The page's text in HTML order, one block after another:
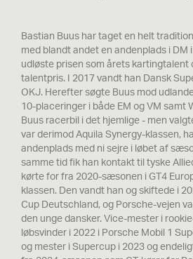
Bastian Buus har taget en helt
med blandt andet en andenplads i DM
udløste prisen som årets
talentpris. I 2017 vandt han Dansk
OKJ. Herefter søgte Buus mod
10-placeringer i både EM og VM samt
Buus racerbil i det hjemlige - men
var derimod Aquila Synergy-klassen,
andenplads med ni sejre i løbet af
samme tid fik han kontakt til tyske
kørte for fra 2020-sæsonen i GT4
klassen. Den vandthan og skiftede i
Cup Deutschland, og Porsche-vejen
den unge dansker. Vice-mester i
løbsvinder i 2022 i Porsche Mobil 1
og mester i Supercup i 2023 og